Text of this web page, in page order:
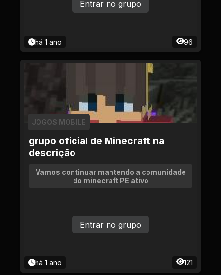
há 1 ano 96
Entrar no grupo
grupo oficial de Minecraft na
descrição
JOGOS MOBILE
Vamos continuar mantendo a comunidade
do minecraft PE ativo
há 1 ano 121
Entrar no grupo